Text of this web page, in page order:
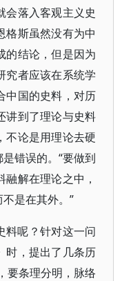
会落入客观主义史
格斯虽然没有为中
的结论，但是因为
究者应该在系统学
中国的史料，对历
讲到了理论与史料
不论是用理论去硬
错误的。“要做到
解在理论之中，
是在其外。”
料呢？针对这一问
时，提出了几条历
要条理分明，脉络